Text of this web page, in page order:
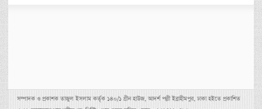
সম্পাদক ও প্রকাশক তাজুল ইসলাম কর্তৃক ১৪০/১ গ্রীন হাউজ, আদর্শ পল্লী ইব্রাহীমপুর, ঢাকা হইতে প্রকাশিত